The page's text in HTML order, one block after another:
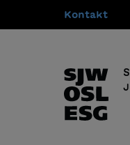
Zur
Kontakt